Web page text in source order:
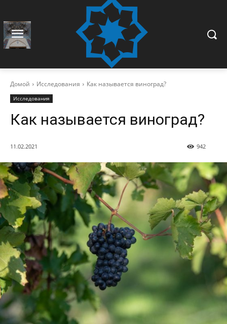
Домой Исследования Как называется виноград?
Исследования
Как называется виноград?
11.02.2021 942